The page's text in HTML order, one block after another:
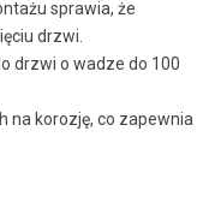
sprawia, że
drzwi.
drzwi o wadze do 100
na korozję, co zapewnia